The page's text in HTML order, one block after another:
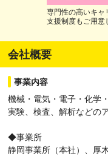
専門性の高いキャ
支援制度もご用意
会社概要
事業内容
機械・電気・電子・化学
実験、検査、解析などの
◆事業所
静岡事業所（本社）、厚